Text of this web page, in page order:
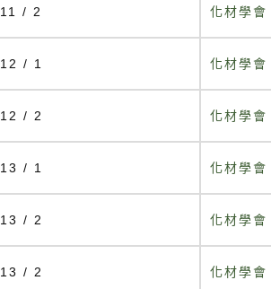
/ 2 化材學會
/ 1 化材學會
/ 2 化材學會
/ 1 化材學會
/ 2 化材學會
/ 2 化材學會